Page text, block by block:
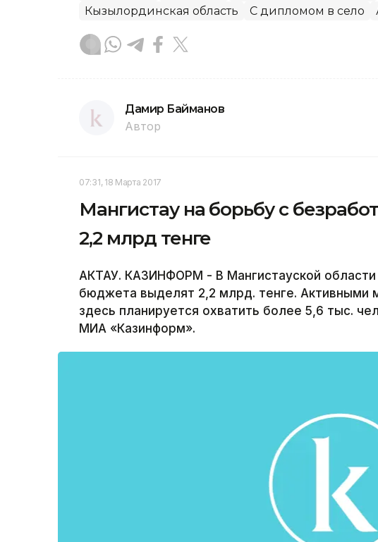
Кызылординская область
С дипломом в село
Дамир Байманов
Автор
07:31, 18 Марта 2017
Мангистау на борьбу с
2,2 млрд тенге
АКТАУ. КАЗИНФОРМ - В Мангистауской области
бюджета выделят 2,2 млрд. тенге. Активными
здесь планируется охватить более 5,6 тыс.
МИА «Казинформ».